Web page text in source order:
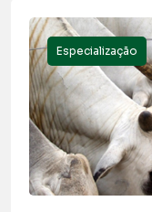
Especialização